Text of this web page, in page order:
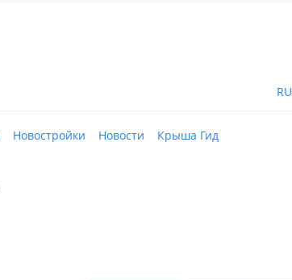
RU
Новостройки Новости Крыша Гид